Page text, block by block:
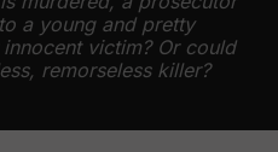
a young and pretty
victim? Or could
remorseless killer?